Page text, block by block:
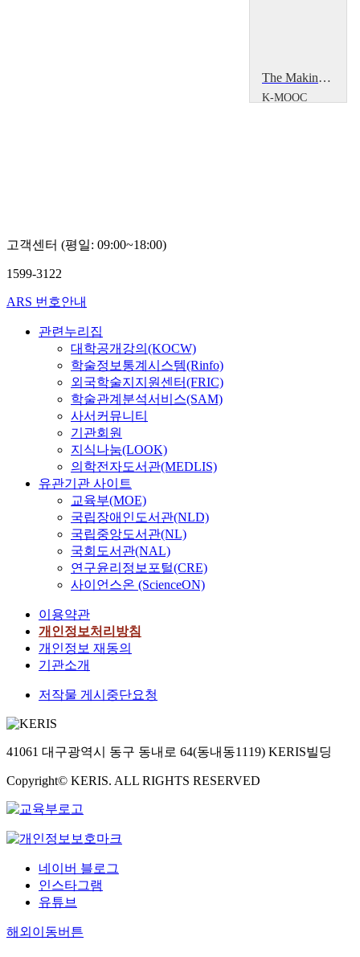
The Making of International Law in Korea
K-MOOC
고객센터 (평일: 09:00~18:00)
1599-3122
ARS 번호안내
관련누리집
대학공개강의(KOCW)
학술정보통계시스템(Rinfo)
외국학술지지원센터(FRIC)
학술관계분석서비스(SAM)
사서커뮤니티
기관회원
지식나눔(LOOK)
의학전자도서관(MEDLIS)
유관기관 사이트
교육부(MOE)
국립장애인도서관(NLD)
국립중앙도서관(NL)
국회도서관(NAL)
연구윤리정보포털(CRE)
사이언스온 (ScienceON)
이용약관
개인정보처리방침
개인정보 재동의
기관소개
저작물 게시중단요청
41061 대구광역시 동구 동내로 64(동내동1119) KERIS빌딩
Copyright© KERIS. ALL RIGHTS RESERVED
네이버 블로그
인스타그램
유튜브
해외이동버튼